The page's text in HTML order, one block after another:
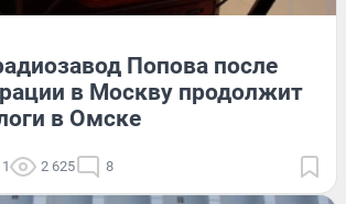
Попова после
в Москву продолжит
в Омске
2 625 8